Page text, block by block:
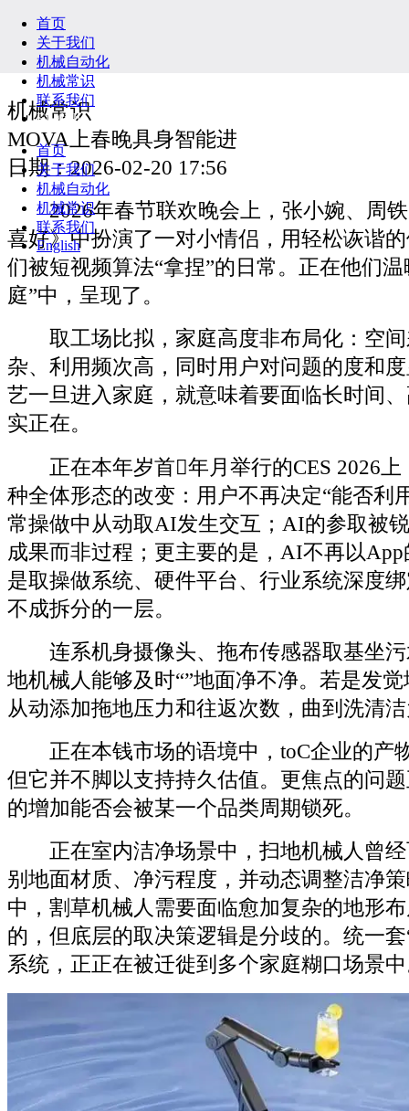
首页
关于我们
机械自动化
机械常识
联系我们
English
首页
关于我们
机械自动化
机械常识
联系我们
English
机械常识
MOVA上春晚具身智能进
日期：2026-02-20 17:56
2026年春节联欢晚会上，张小婉、周铁
喜好》中扮演了一对小情侣，用轻松诙谐
们被短视频算法“拿捏”的日常。正在他们
庭”中，呈现了。
取工场比拟，家庭高度非布局化：空间
杂、利用频次高，同时用户对问题的度和
艺一旦进入家庭，就意味着要面临长时间
实正在。
正在本年岁首年月举行的CES 2026上
种全体形态的改变：用户不再决定“能否利
常操做中从动取AI发生交互；AI的参取被
成果而非过程；更主要的是，AI不再以
是取操做系统、硬件平台、行业系统深度
不成拆分的一层。
连系机身摄像头、拖布传感器取基坐污
地机械人能够及时“”地面净不净。若是发
从动添加拖地压力和往返次数，曲到洗清
正在本钱市场的语境中，toC企业的产
但它并不脚以支持持久估值。更焦点的问
的增加能否会被某一个品类周期锁死。
正在室内洁净场景中，扫地机械人曾经
别地面材质、净污程度，并动态调整洁净
中，割草机械人需要面临愈加复杂的地形
的，但底层的取决策逻辑是分歧的。统一
系统，正正在被迁徙到多个家庭糊口场景